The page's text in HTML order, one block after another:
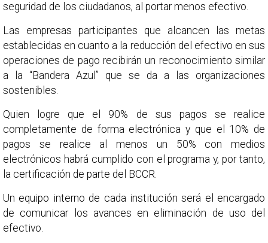
seguridad de los ciudadanos, al portar menos efectivo.
Las empresas participantes que alcancen las metas
establecidas en cuanto a la reducción del efectivo en sus
operaciones de pago recibirán un reconocimiento similar
a la “Bandera Azul” que se da a las organizaciones
sostenibles.
Quien logre que el 90% de sus pagos se realice
completamente de forma electrónica y que el 10% de
pagos se realice al menos un 50% con medios
electrónicos habrá cumplido con el programa y, por tanto,
la certificación de parte del BCCR.
Un equipo interno de cada institución será el encargado
de comunicar los avances en eliminación de uso del
efectivo.